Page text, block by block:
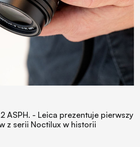
ASPH. - Leica prezentuje pierwszy
z serii Noctilux w historii